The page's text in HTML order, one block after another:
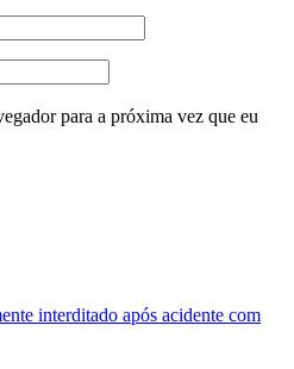
para a próxima vez que eu